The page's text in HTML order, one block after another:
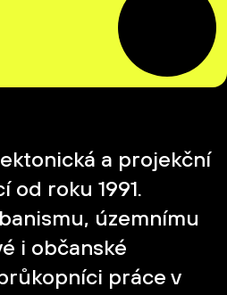
a projekční
od roku 1991.
územnímu
i občanské
práce v